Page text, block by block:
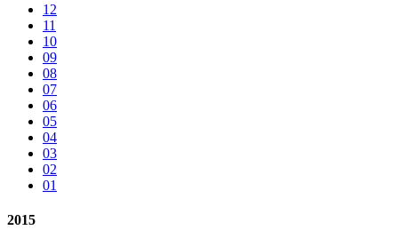
12
11
10
09
08
07
06
05
04
03
02
01
2015